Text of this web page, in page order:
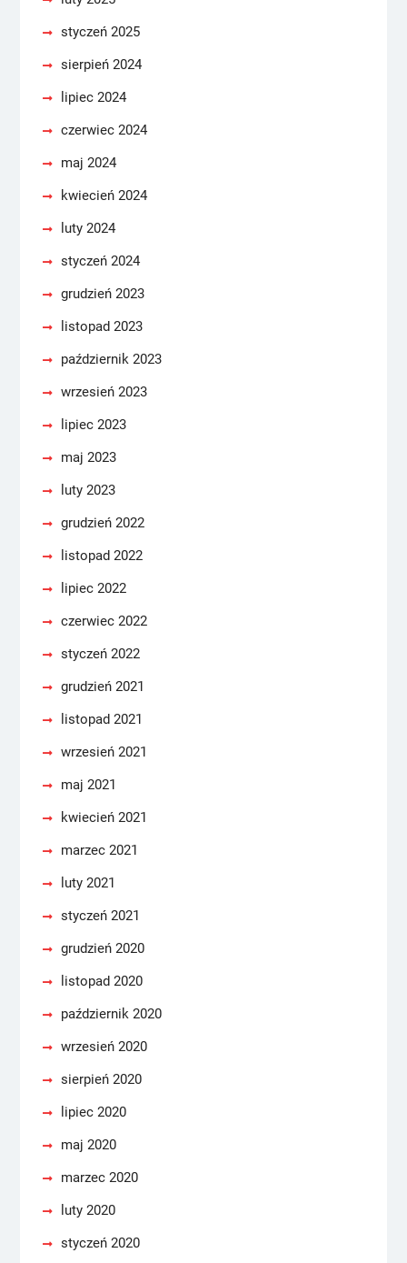
styczeń 2025
sierpień 2024
lipiec 2024
czerwiec 2024
maj 2024
kwiecień 2024
luty 2024
styczeń 2024
grudzień 2023
listopad 2023
październik 2023
wrzesień 2023
lipiec 2023
maj 2023
luty 2023
grudzień 2022
listopad 2022
lipiec 2022
czerwiec 2022
styczeń 2022
grudzień 2021
listopad 2021
wrzesień 2021
maj 2021
kwiecień 2021
marzec 2021
luty 2021
styczeń 2021
grudzień 2020
listopad 2020
październik 2020
wrzesień 2020
sierpień 2020
lipiec 2020
maj 2020
marzec 2020
luty 2020
styczeń 2020